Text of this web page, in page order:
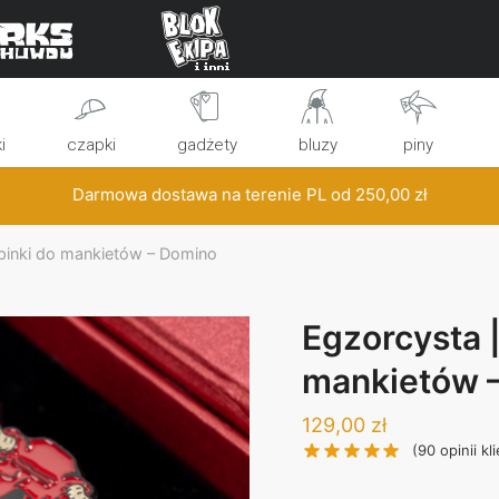
czapki gadżety bluzy piny
Darmowa dostawa na terenie PL od 250,00 zł
do mankietów – Domino
Egzorcysta
mankietów
129,00 zł
(90 opinii